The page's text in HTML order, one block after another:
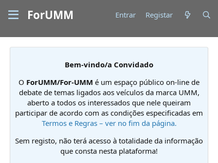
ForUMM Entrar Registar
Bem-vindo/a Convidado
O ForUMM/For-UMM é um espaço público on-line de
debate de temas ligados aos veículos da marca UMM,
aberto a todos os interessados que nele queiram
participar de acordo com as condições especificadas em
Termos e Regras – ver no fim da página.
Sem registo, não terá acesso à totalidade da informação
que consta nesta plataforma!